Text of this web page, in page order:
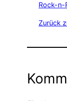
Rock-n-
Zurück